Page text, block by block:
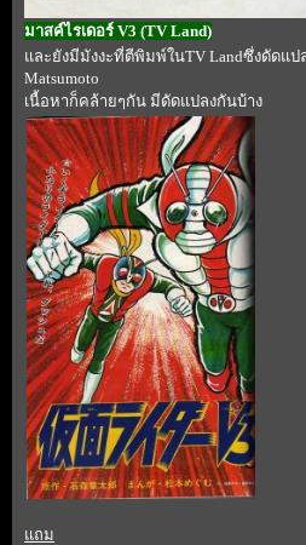
มาสค์ไรเดอร์ V3 (TV Land)
ละยังมีมังงะที่ตีพิมพ์ในTV Landซึ่งดัดแป
Matsumoto
เนื้อหาก็คล้ายๆกัน มีดัดแปลงกันบ้าง
ถม